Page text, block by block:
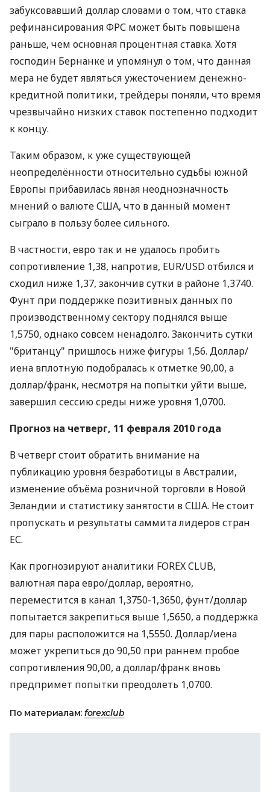
забуксовавший доллар словами о том, что ставка
рефинансирования ФРС может быть повышена
раньше, чем основная процентная ставка. Хотя
господин Бернанке и упомянул о том, что данная
мера не будет являться ужесточением денежно-
кредитной политики, трейдеры поняли, что время
чрезвычайно низких ставок постепенно подходит
к концу.
Таким образом, к уже существующей
неопределённости относительно судьбы южной
Европы прибавилась явная неоднозначность
мнений о валюте США, что в данный момент
сыграло в пользу более сильного.
В частности, евро так и не удалось пробить
сопротивление 1,38, напротив, EUR/USD отбился и
сходил ниже 1,37, закончив сутки в районе 1,3740.
Фунт при поддержке позитивных данных по
производственному сектору поднялся выше
1,5750, однако совсем ненадолго. Закончить сутки
"британцу" пришлось ниже фигуры 1,56. Доллар/
иена вплотную подобралась к отметке 90,00, а
доллар/франк, несмотря на попытки уйти выше,
завершил сессию среды ниже уровня 1,0700.
Прогноз на четверг, 11 февраля 2010 года
В четверг стоит обратить внимание на
публикацию уровня безработицы в Австралии,
изменение объёма розничной торговли в Новой
Зеландии и статистику занятости в США. Не стоит
пропускать и результаты саммита лидеров стран
ЕС.
Как прогнозируют аналитики FOREX CLUB,
валютная пара евро/доллар, вероятно,
переместится в канал 1,3750-1,3650, фунт/доллар
попытается закрепиться выше 1,5650, а поддержка
для пары расположится на 1,5550. Доллар/иена
может укрепиться до 90,50 при раннем пробое
сопротивления 90,00, а доллар/франк вновь
предпримет попытки преодолеть 1,0700.
По материалам: forexclub